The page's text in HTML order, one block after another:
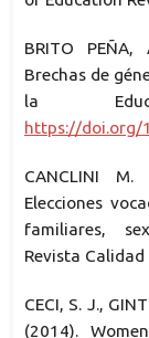
BRITO
Brechas de
la
https://doi.org/
CANCLINI M.
Elecciones
familiares,
Revista Calidad
CECI, S. J.,
(2014).